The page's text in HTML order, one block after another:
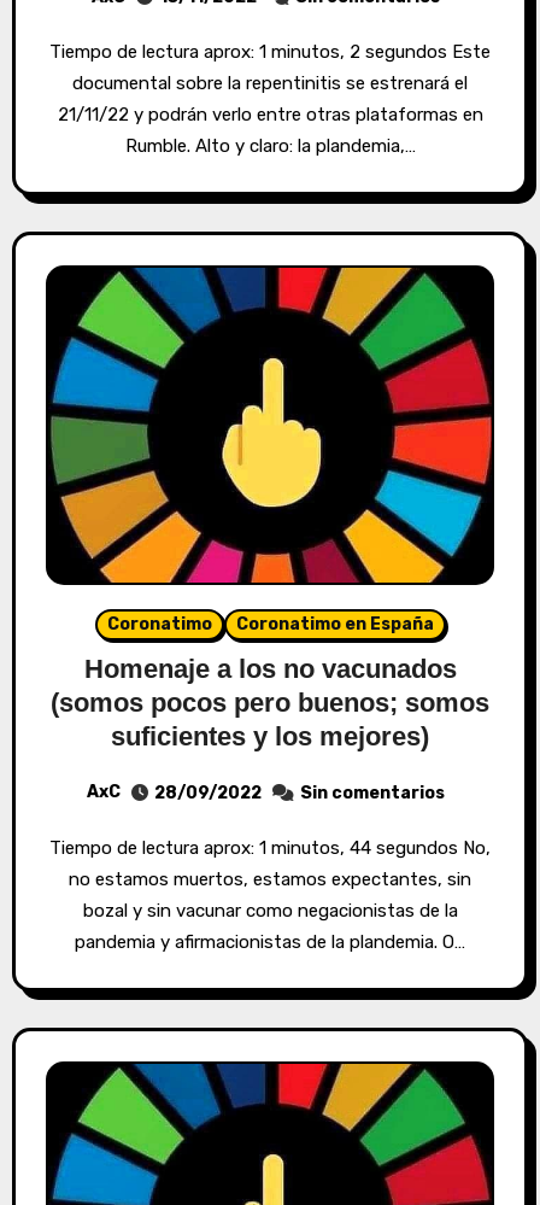
Tiempo de lectura aprox: 1 minutos, 2 segundos Este
documental sobre la repentinitis se estrenará el
21/11/22 y podrán verlo entre otras plataformas en
Rumble. Alto y claro: la plandemia,…
Coronatimo Coronatimo en España
Homenaje a los no vacunados
(somos pocos pero buenos; somos
suficientes y los mejores)
AxC 28/09/2022 Sin comentarios
Tiempo de lectura aprox: 1 minutos, 44 segundos No,
no estamos muertos, estamos expectantes, sin
bozal y sin vacunar como negacionistas de la
pandemia y afirmacionistas de la plandemia. O…